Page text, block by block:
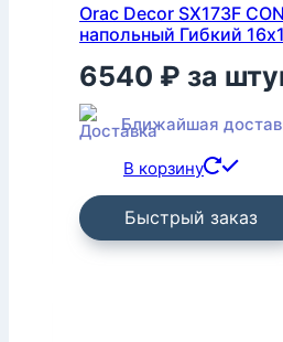
Orac Decor SX173F
напольный Гибкий
6540 ₽ за
Ближайшая
В корзину
Быстрый заказ